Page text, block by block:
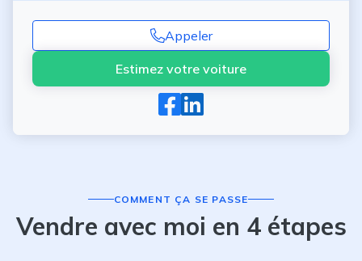
Appeler
Estimez votre voiture
COMMENT ÇA SE PASSE
Vendre avec moi en 4 étapes